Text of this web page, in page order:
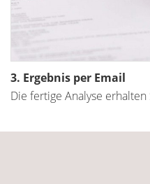
3. Ergebnis per Email
Die fertige Analyse